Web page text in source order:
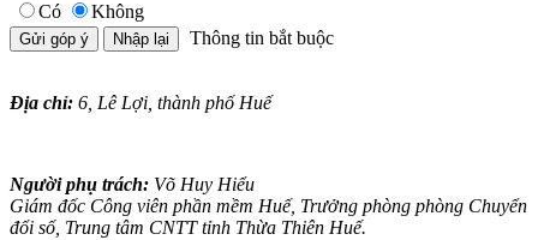
Có
Không
Thông tin bắt buộc
Địa chỉ: 6, Lê Lợi, thành phố Huế
Người phụ trách: Võ Huy Hiểu
Giám đốc Công viên phần mềm Huế, Trưởng phòng phòng Chuyển
đổi số, Trung tâm CNTT tỉnh Thừa Thiên Huế.